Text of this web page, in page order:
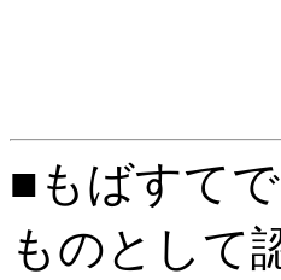
■もばすて
ものとして